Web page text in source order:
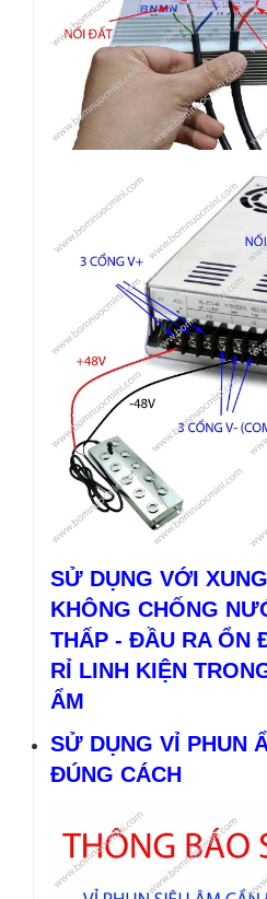
SỬ DỤNG VỚI
KHÔNG CHỐNG
THẤP - ĐẦU RA ỔN
RỈ LINH KIỆN
ẨM
SỬ DỤNG VỈ PHUN
ĐÚNG CÁCH